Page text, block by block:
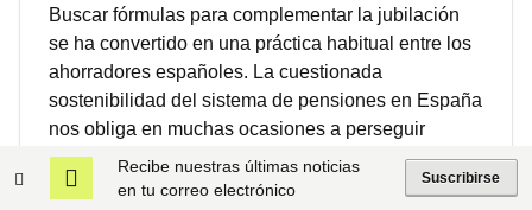
Buscar fórmulas para complementar la jubilación
se ha convertido en una práctica habitual entre los
ahorradores españoles. La cuestionada
sostenibilidad del sistema de pensiones en España
nos obliga en muchas ocasiones a perseguir
rentabilidad dentro del sistema privado. Hay varias
alternativas con las que obtener liquidez durante la
Recibe nuestras últimas noticias
en tu correo electrónico
Suscribirse